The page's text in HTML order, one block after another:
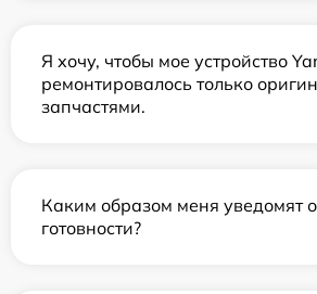
Я хочу, чтобы мое устройство
ремонтировалось только
запчастями.
Каким образом меня уведомят о
готовности?